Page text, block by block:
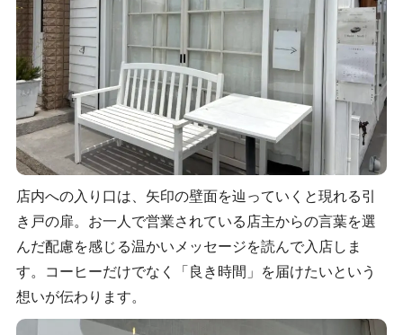
店内への入り口は、矢印の壁面を辿っていくと現れる引
き戸の扉。お一人で営業されている店主からの言葉を選
んだ配慮を感じる温かいメッセージを読んで入店しま
す。コーヒーだけでなく「良き時間」を届けたいという
想いが伝わります。